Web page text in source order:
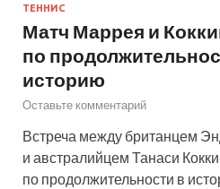
ТЕННИС
Матч Маррея и
по
историю
Оставьте комментарий
Встреча между британцем
и австралийцем Танаси
по продолжительности в